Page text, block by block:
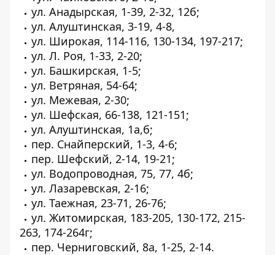
ул. Анадырская, 1-39, 2-32, 12б;
ул. Алуштинская, 3-19, 4-8,
ул. Широкая, 114-116, 130-134, 197-217;
ул. Л. Роя, 1-33, 2-20;
ул. Башкирская, 1-5;
ул. Ветряная, 54-64;
ул. Межевая, 2-30;
ул. Шефская, 66-138, 121-151;
ул. Алуштинская, 1а,б;
пер. Снайперский, 1-3, 4-6;
пер. Шефский, 2-14, 19-21;
ул. Водопроводная, 75, 77, 4б;
ул. Лазаревская, 2-16;
ул. Таежная, 23-71, 26-76;
ул. Житомирская, 183-205, 130-172, 215-
263, 174-264г;
пер. Черниговский, 8а, 1-25, 2-14.